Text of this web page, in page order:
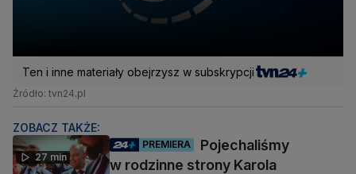
Ten i inne materiały obejrzysz w subskrypcji
Źródło: tvn24.pl
ZOBACZ TAKŻE:
27 min
PREMIERA
Pojechaliśmy
w rodzinne strony Karola